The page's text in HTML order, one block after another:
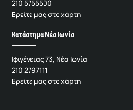
210 5755500
Βρείτε μας στο χάρτη
Κατάστημα Νέα Ιωνία
Ιφιγένειας 73, Νέα Ιωνία
210 2797111
Βρείτε μας στο χάρτη